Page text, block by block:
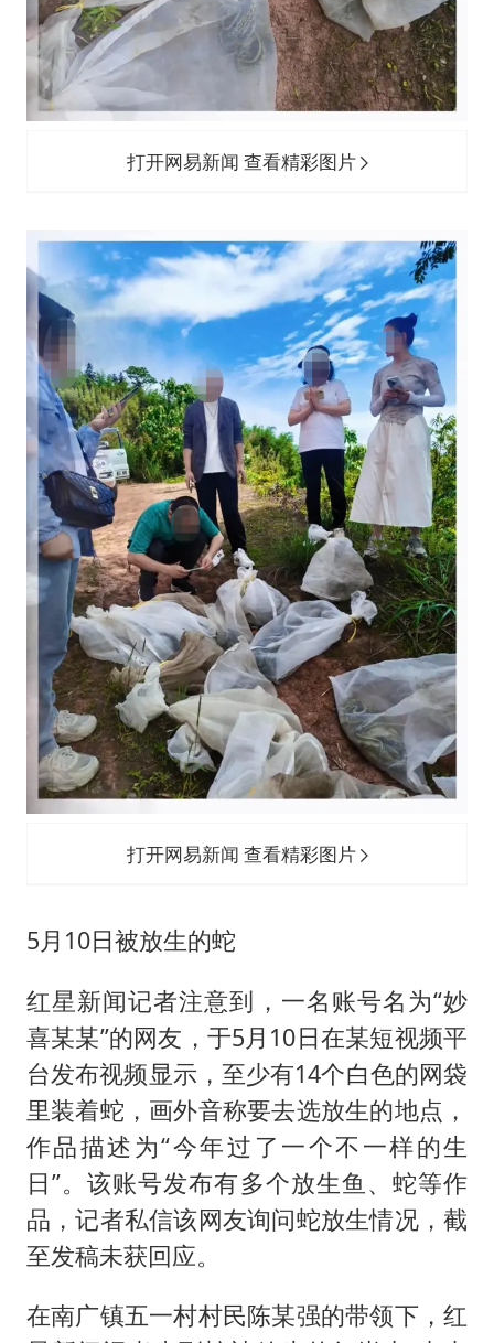
打开网易新闻 查看精彩图片
打开网易新闻 查看精彩图片
5月10日被放生的蛇
红星新闻记者注意到，一名账号名为“妙
喜某某”的网友，于5月10日在某短视频平
台发布视频显示，至少有14个白色的网袋
里装着蛇，画外音称要去选放生的地点，
作品描述为“今年过了一个不一样的生
日”。该账号发布有多个放生鱼、蛇等作
品，记者私信该网友询问蛇放生情况，截
至发稿未获回应。
在南广镇五一村村民陈某强的带领下，红